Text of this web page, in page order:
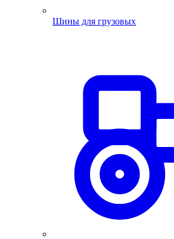
Шины для грузовых